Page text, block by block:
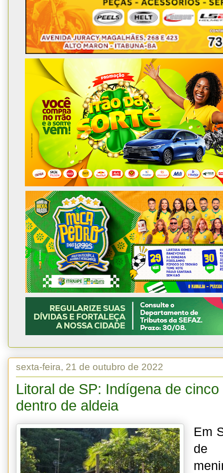
sexta-feira, 21 de outubro de 2022
Litoral de SP: Indígena de
dentro de aldeia
Em
de